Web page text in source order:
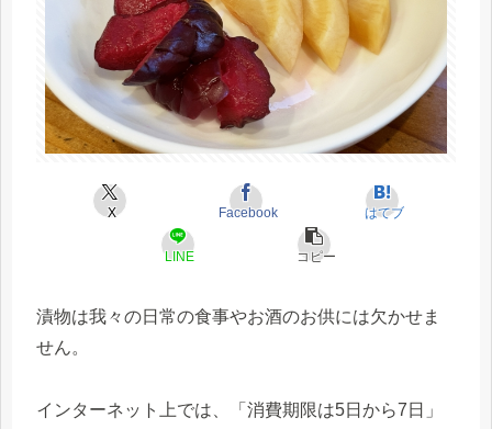
X Facebook はてブ
LINE コピー
漬物は我々の日常の食事やお酒のお供には欠かせま
せん。
インターネット上では、「消費期限は5日から7日」